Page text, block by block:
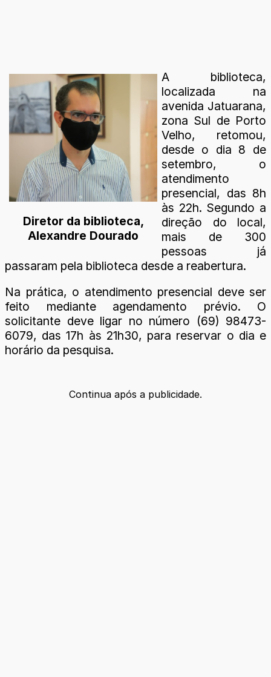
Diretor da biblioteca,
Alexandre Dourado
A biblioteca,
localizada na
avenida Jatuarana,
zona Sul de Porto
Velho, retomou,
desde o dia 8 de
setembro, o
atendimento
presencial, das 8h
às 22h. Segundo a
direção do local,
mais de 300
pessoas já
passaram pela biblioteca desde a reabertura.
Na prática, o atendimento presencial deve ser
feito mediante agendamento prévio. O
solicitante deve ligar no número (69) 98473-
6079, das 17h às 21h30, para reservar o dia e
horário da pesquisa.
Continua após a publicidade.